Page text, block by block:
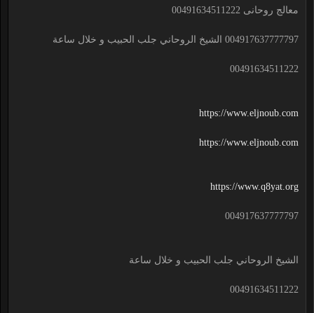
معالج روحانى 00491634511222
004917637777797 الشيخ الروحاني جلب الحبيب و خلال ساعة
00491634511222
https://www.eljnoub.com
https://www.eljnoub.com
https://www.q8yat.org
004917637777797
الشيخ الروحاني جلب الحبيب و خلال ساعة
00491634511222